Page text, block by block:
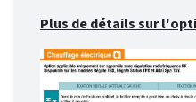
Plus de détails sur